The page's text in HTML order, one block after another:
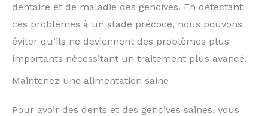
dentaire et de maladie des gencives. En détectant
ces problèmes à un stade précoce, nous pouvons
éviter qu’ils ne deviennent des problèmes plus
importants nécessitant un traitement plus avancé.
Maintenez une alimentation saine
Pour avoir des dents et des gencives saines, vous